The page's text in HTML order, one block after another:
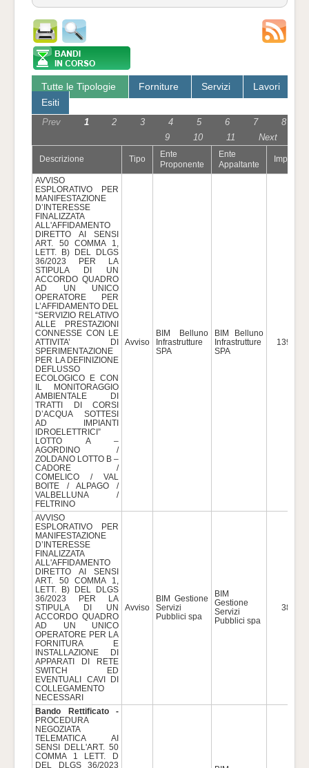
Tutte le Tipologie Forniture Servizi
Lavori
Esiti
Prev 1 2 3 4 5 6 7
8
9
10 11 Next
Descrizione Tipo
Ente
Proponente
Ente
Appaltante
Importo
AVVISO
ESPLORATIVO PER
MANIFESTAZIONE
D’INTERESSE
FINALIZZATA
ALL'AFFIDAMENTO
DIRETTO AI SENSI
ART. 50 COMMA 1,
LETT. B) DEL DLGS
36/2023 PER LA
STIPULA DI UN
ACCORDO QUADRO
AD UN UNICO
OPERATORE PER
L’AFFIDAMENTO DEL
“SERVIZIO RELATIVO
ALLE PRESTAZIONI
CONNESSE CON LE
ATTIVITA’ DI
SPERIMENTAZIONE
PER LA DEFINIZIONE
DEFLUSSO
ECOLOGICO E CON
IL MONITORAGGIO
AMBIENTALE DI
TRATTI DI CORSI
D’ACQUA SOTTESI
AD IMPIANTI
IDROELETTRICI”
LOTTO A –
AGORDINO /
ZOLDANO LOTTO B –
CADORE /
COMELICO / VAL
BOITE / ALPAGO /
VALBELLUNA /
FELTRINO
Avviso
BIM Belluno
Infrastrutture
SPA
BIM Belluno
Infrastrutture
SPA
AVVISO
ESPLORATIVO PER
MANIFESTAZIONE
D’INTERESSE
FINALIZZATA
ALL'AFFIDAMENTO
DIRETTO AI SENSI
ART. 50 COMMA 1,
LETT. B) DEL DLGS
36/2023 PER LA
STIPULA DI UN
ACCORDO QUADRO
AD UN UNICO
OPERATORE PER LA
FORNITURA E
INSTALLAZIONE DI
APPARATI DI RETE
SWITCH ED
EVENTUALI CAVI DI
COLLEGAMENTO
NECESSARI
Avviso
BIM Gestione
Servizi
Pubblici spa
BIM
Gestione
Servizi
Pubblici spa
Bando Rettificato -
PROCEDURA
NEGOZIATA
TELEMATICA AI
SENSI DELL'ART. 50
COMMA 1 LETT. D
DEL DLGS 36/2023